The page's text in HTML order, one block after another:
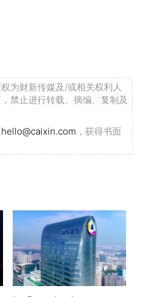
为财新传媒及/或相关权利人
禁止进行转载、摘编、复制及
hello@caixin.com ，获得书面